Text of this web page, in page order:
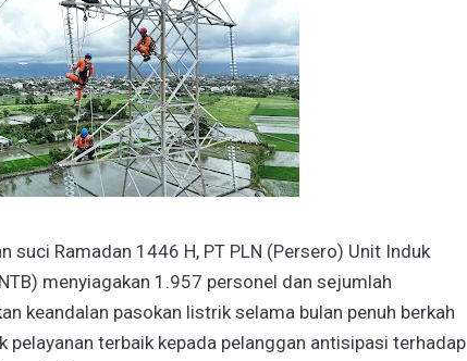
suci Ramadan 1446 H, PT PLN (Persero) Unit Induk
menyiagakan 1.957 personel dan sejumlah
keandalan pasokan listrik selama bulan penuh berkah
pelayanan terbaik kepada pelanggan antisipasi terhadap